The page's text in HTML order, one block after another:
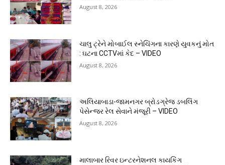
August 8, 2026
ચાલુ ટ્રેને મોબાઈલ સ્નેચિંગના કારણે યુવકનું મોત
: ઘટના CCTVમાં કેદ – VIDEO
August 8, 2026
અલિયાબાડા-જામનગર બ્રોડગ્રેજ ડબલિંગ
પેસેન્જર રેલ સેવાને મંજૂરી – VIDEO
August 8, 2026
માલાબાર રિવર ઇન્ટરનેશનલ કાયકિંગ